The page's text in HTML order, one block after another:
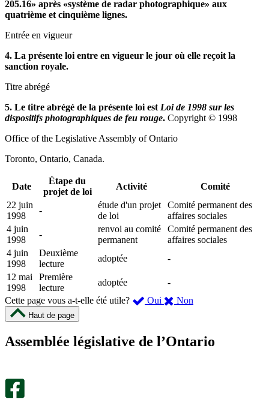
205.16» après «système de radar photographique» aux
quatrième et cinquième lignes.
Entrée en vigueur
4. La présente loi entre en vigueur le jour où elle reçoit la
sanction royale.
Titre abrégé
5. Le titre abrégé de la présente loi est Loi de 1998 sur les
dispositifs photographiques de feu rouge. Copyright © 1998
Office of the Legislative Assembly of Ontario
Toronto, Ontario, Canada.
Date
Étape du
projet de loi
Activité
Comité
22 juin
1998
-
étude d'un projet
de loi
Comité permanent des
affaires sociales
4 juin
1998
-
renvoi au comité
permanent
Comité permanent des
affaires sociales
4 juin
1998
Deuxième
lecture
adoptée
-
12 mai
1998
Première
lecture
adoptée
-
Cette page vous a-t-elle été utile?
Oui ,
été
Non
m’a
Haut de page
Assemblée législative de l’Ontario